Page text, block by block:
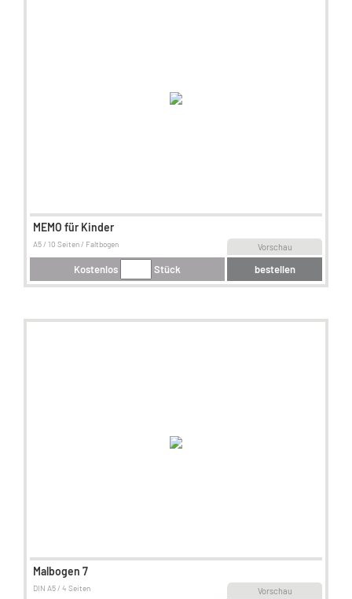
MEMO für Kinder
Vorschau
A5 / 10 Seiten / Faltbogen
Kostenlos Stück bestellen
Malbogen 7
Vorschau
DIN A5 / 4 Seiten